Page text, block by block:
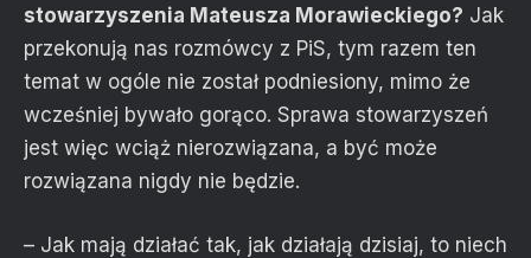
stowarzyszenia Mateusza Morawieckiego? Jak
przekonują nas rozmówcy z PiS, tym razem ten
temat w ogóle nie został podniesiony, mimo że
wcześniej bywało gorąco. Sprawa stowarzyszeń
jest więc wciąż nierozwiązana, a być może
rozwiązana nigdy nie będzie.
– Jak mają działać tak, jak działają dzisiaj, to niech